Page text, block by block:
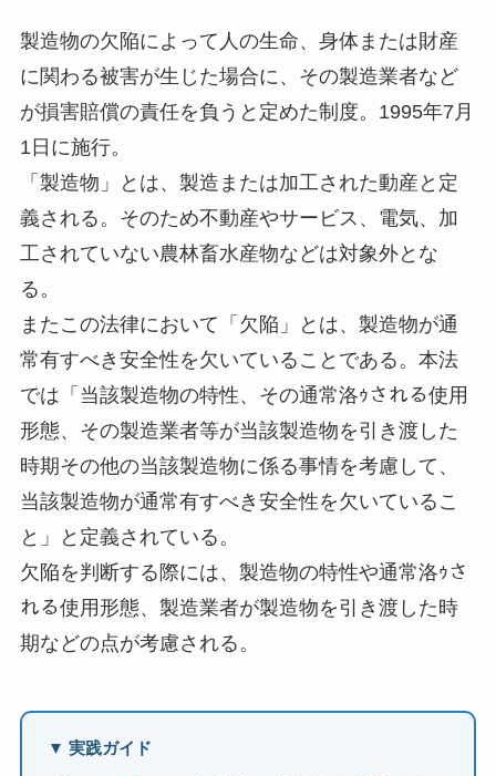
製造物の欠陥によって人の生命、身体または財産
に関わる被害が生じた場合に、その製造業者など
が損害賠償の責任を負うと定めた制度。1995年7月
1日に施行。
「製造物」とは、製造または加工された動産と定
義される。そのため不動産やサービス、電気、加
工されていない農林畜水産物などは対象外とな
る。
またこの法律において「欠陥」とは、製造物が通
常有すべき安全性を欠いていることである。本法
では「当該製造物の特性、その通常洛ｩされる使用
形態、その製造業者等が当該製造物を引き渡した
時期その他の当該製造物に係る事情を考慮して、
当該製造物が通常有すべき安全性を欠いているこ
と」と定義されている。
欠陥を判断する際には、製造物の特性や通常洛ｩさ
れる使用形態、製造業者が製造物を引き渡した時
期などの点が考慮される。
▼ 実践ガイド